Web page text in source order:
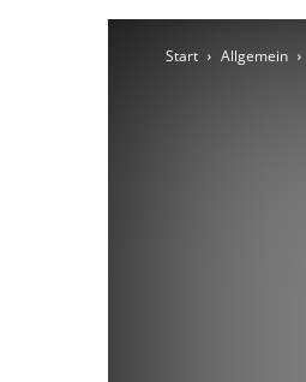
Start Allgemein